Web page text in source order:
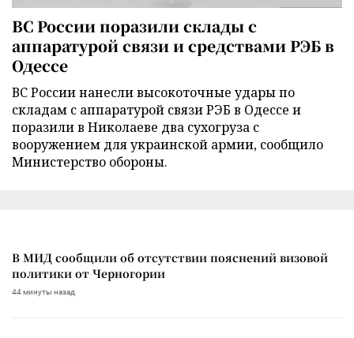
ВС России поразили склады с
аппаратурой связи и средствами РЭБ в
Одессе
ВС России нанесли высокоточные удары по
складам с аппаратурой связи РЭБ в Одессе и
поразили в Николаеве два сухогруза с
вооружением для украинской армии, сообщило
Министерство обороны.
В МИД сообщили об отсутствии пояснений визовой
политики от Черногории
44 минуты назад